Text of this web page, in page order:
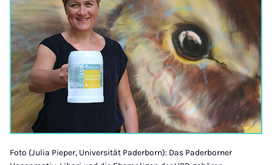
Foto (Julia Pieper, Universität Paderborn): Das Paderborner